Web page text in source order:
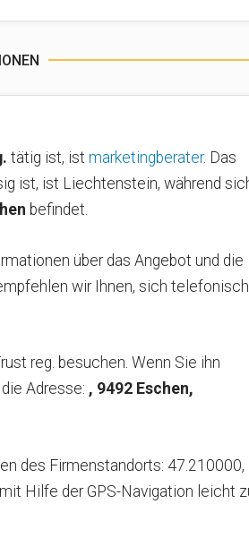
tätig ist, ist marketingberater. Das
ist, ist Liechtenstein, während
befindet.
über das Angebot und die
wir Ihnen, sich
reg. besuchen. Wenn Sie ihn
Adresse: , 9492 Eschen,
des Firmenstandorts: 47.210000,
Hilfe der GPS-Navigation leicht